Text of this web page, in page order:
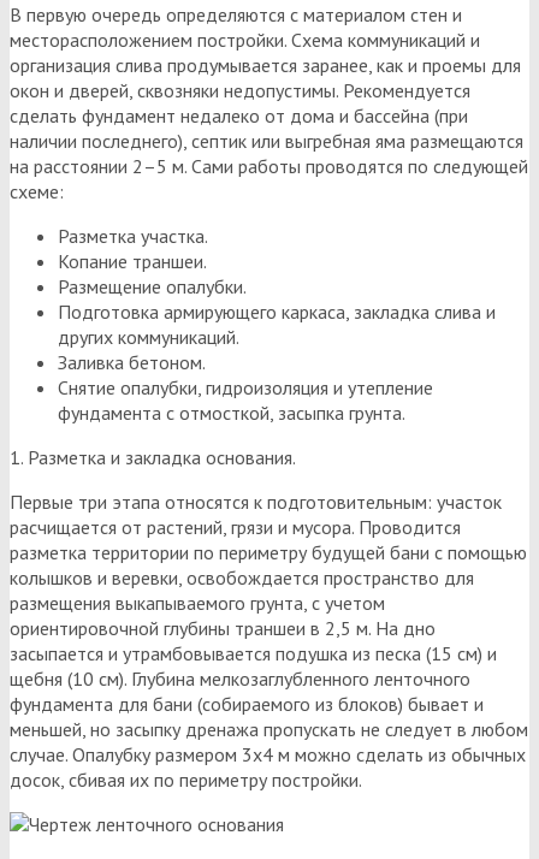
В первую очередь определяются с материалом стен и
месторасположением постройки. Схема коммуникаций и
организация слива продумывается заранее, как и проемы для
окон и дверей, сквозняки недопустимы. Рекомендуется
сделать фундамент недалеко от дома и бассейна (при
наличии последнего), септик или выгребная яма размещаются
на расстоянии 2–5 м. Сами работы проводятся по следующей
схеме:
Разметка участка.
Копание траншеи.
Размещение опалубки.
Подготовка армирующего каркаса, закладка слива и
других коммуникаций.
Заливка бетоном.
Снятие опалубки, гидроизоляция и утепление
фундамента с отмосткой, засыпка грунта.
1. Разметка и закладка основания.
Первые три этапа относятся к подготовительным: участок
расчищается от растений, грязи и мусора. Проводится
разметка территории по периметру будущей бани с помощью
колышков и веревки, освобождается пространство для
размещения выкапываемого грунта, с учетом
ориентировочной глубины траншеи в 2,5 м. На дно
засыпается и утрамбовывается подушка из песка (15 см) и
щебня (10 см). Глубина мелкозаглубленного ленточного
фундамента для бани (собираемого из блоков) бывает и
меньшей, но засыпку дренажа пропускать не следует в любом
случае. Опалубку размером 3х4 м можно сделать из обычных
досок, сбивая их по периметру постройки.